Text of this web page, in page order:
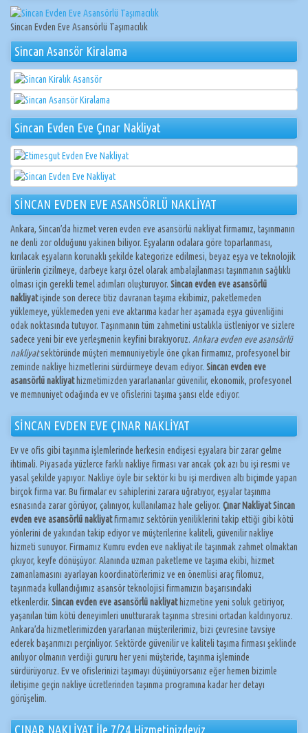
Sincan Evden Eve Asansörlü Taşımacılık
Sincan Asansör Kiralama
Sincan Evden Eve Çınar Nakliyat
SİNCAN EVDEN EVE ASANSÖRLÜ NAKLİYAT
Ankara, Sincan’da hizmet veren evden eve asansörlü nakliyat firmamız, taşınmanın
ne denli zor olduğunu yakinen biliyor. Eşyaların odalara göre toparlanması,
kırılacak eşyaların korunaklı şekilde kategorize edilmesi, beyaz eşya ve teknolojik
ürünlerin çizilmeye, darbeye karşı özel olarak ambalajlanması taşınmanın sağlıklı
olması için gerekli temel adımları oluşturuyor. Sincan evden eve asansörlü
nakliyatişinde son derece titiz davranan taşıma ekibimiz, paketlemeden
yüklemeye, yüklemeden yeni eve aktarıma kadar her aşamada eşya güvenliğini
odak noktasında tutuyor. Taşınmanın tüm zahmetini ustalıkla üstleniyor ve sizlere
sadece yeni bir eve yerleşmenin keyfini bırakıyoruz. Ankara evden eve asansörlü
nakliyatsektöründe müşteri memnuniyetiyle öne çıkan firmamız, profesyonel bir
zeminde nakliye hizmetlerini sürdürmeye devam ediyor. Sincan evden eve
asansörlü nakliyathizmetimizden yararlananlar güvenilir, ekonomik, profesyonel
ve memnuniyet odağında ev ve ofislerini taşıma şansı elde ediyor.
SİNCAN EVDEN EVE ÇINAR NAKLİYAT
Ev ve ofis gibi taşınma işlemlerinde herkesin endişesi eşyalara bir zarar gelme
ihtimali. Piyasada yüzlerce farklı nakliye firması var ancak çok azı bu işi resmi ve
yasal şekilde yapıyor. Nakliye öyle bir sektör ki bu işi merdiven altı biçimde yapan
birçok firma var. Bu firmalar ev sahiplerini zarara uğratıyor, eşyalar taşınma
esnasında zarar görüyor, çalınıyor, kullanılamaz hale geliyor. Çınar Nakliyat Sincan
evden eve asansörlü nakliyatfirmamız sektörün yeniliklerini takip ettiği gibi kötü
yönlerini de yakından takip ediyor ve müşterilerine kaliteli, güvenilir nakliye
hizmeti sunuyor. Firmamız Kumru evden eve nakliyat ile taşınmak zahmet olmaktan
çıkıyor, keyfe dönüşüyor. Alanında uzman paketleme ve taşıma ekibi, hizmet
zamanlamasını ayarlayan koordinatörlerimiz ve en önemlisi araç filomuz,
taşınmada kullandığımız asansör teknolojisi firmamızın başarısındaki
etkenlerdir. Sincan evden eve asansörlü nakliyathizmetine yeni soluk getiriyor,
yaşanılan tüm kötü deneyimleri unutturarak taşınma stresini ortadan kaldırıyoruz.
Ankara’da hizmetlerimizden yararlanan müşterilerimiz, bizi çevresine tavsiye
ederek başarımızı perçinliyor. Sektörde güvenilir ve kaliteli taşıma firması şeklinde
anılıyor olmanın verdiği gururu her yeni müşteride, taşınma işleminde
sürdürüyoruz. Ev ve ofislerinizi taşımayı düşünüyorsanız eğer hemen bizimle
iletişime geçin nakliye ücretlerinden taşınma programına kadar her detayı
görüşelim.
ÇINAR NAKLİYAT İle 7/24 Hizmetinizdeyiz